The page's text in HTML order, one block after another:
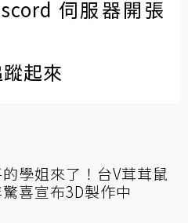
伺服器開張
起來
學姐來了！台V茸茸鼠
喜宣布3D製作中